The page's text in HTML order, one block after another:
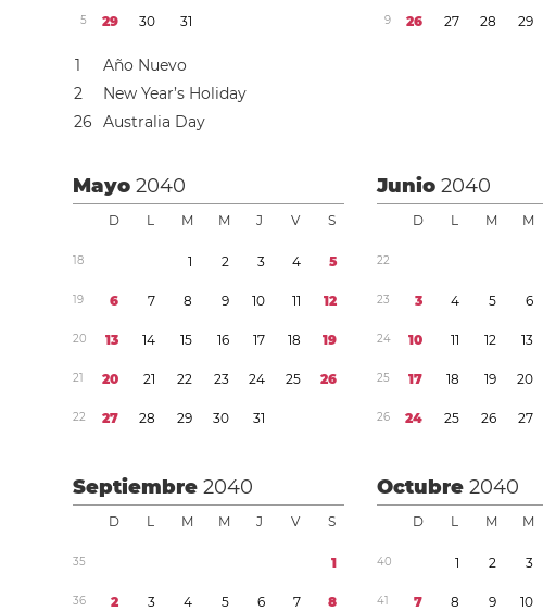
5 29 30 31
1
Año Nuevo
2
New Year’s Holiday
26 Australia Day
9 26 27 28 29
Mayo2040
D L M M J V S
18 1 2 3 4 5
19 6 7 8 9 10 11 12
20 13 14 15 16 17 18 19
21 20 21 22 23 24 25 26
22 27 28 29 30 31
Junio2040
D L M M
22
23 3 4 5 6
24 10 11 12 13
25 17 18 19 20
26 24 25 26 27
Septiembre2040
D L M M J V S
35 1
36 2 3 4 5 6 7 8
Octubre2040
D L M M
40 1 2 3
41 7 8 9 10